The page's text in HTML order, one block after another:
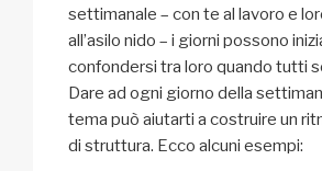
settimanale – con te al lavoro e
all’asilo nido – i giorni possono
confondersi tra loro quando tutti
Dare ad ogni giorno della
tema può aiutarti a costruire un
di struttura. Ecco alcuni esempi: